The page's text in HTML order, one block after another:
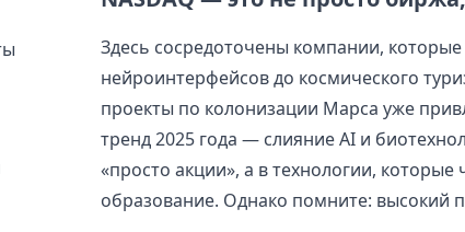
Здесь сосредоточены компании,
нейроинтерфейсов до космического
проекты по колонизации Марса уже
тренд 2025 года — слияние AI и
«просто акции», а в технологии,
образование. Однако помните: высокий